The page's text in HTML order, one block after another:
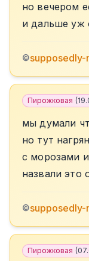
но вечером
и дальше уж
©supposedly-
Пирожковая (
мы думали
но тут
с морозами
назвали это
©supposedly-
Пирожковая (